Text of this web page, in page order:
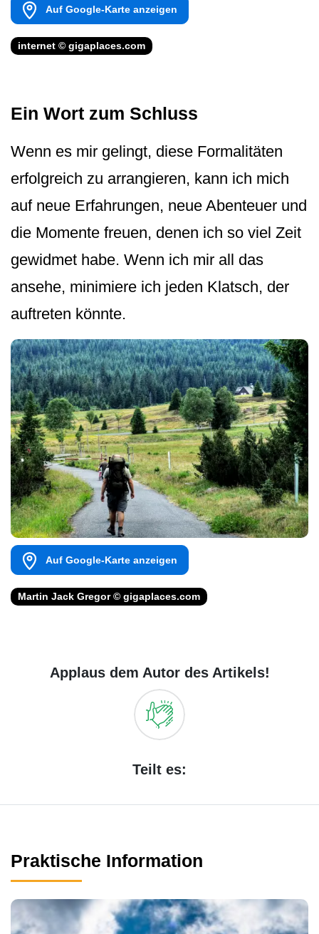
Auf Google-Karte anzeigen
internet © gigaplaces.com
Ein Wort zum Schluss
Wenn es mir gelingt, diese Formalitäten
erfolgreich zu arrangieren, kann ich mich
auf neue Erfahrungen, neue Abenteuer und
die Momente freuen, denen ich so viel Zeit
gewidmet habe. Wenn ich mir all das
ansehe, minimiere ich jeden Klatsch, der
auftreten könnte.
Auf Google-Karte anzeigen
Martin Jack Gregor © gigaplaces.com
Applaus dem Autor des Artikels!
Teilt es:
Praktische Information